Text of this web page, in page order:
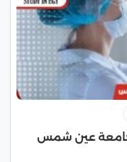
جامعة عين شمس